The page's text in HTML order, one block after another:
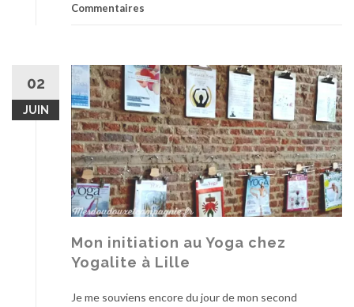
Commentaires
02
JUIN
Mon initiation au Yoga chez
Yogalite à Lille
Je me souviens encore du jour de mon second